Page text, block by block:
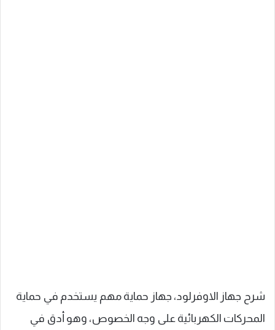
شرح جهاز الاوفرلود، جهاز حماية مهم يستخدم في حماية
المحركات الكهربائية على وجه الخصوص، وهو أدق في